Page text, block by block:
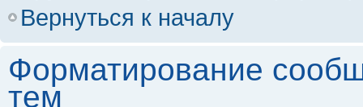
Вернуться к началу
Форматирование
тем